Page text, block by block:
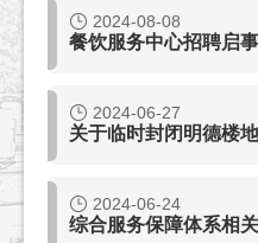
2024-08-08
餐饮服务中心招聘启事
2024-06-27
关于临时封闭明德楼
2024-06-24
综合服务保障体系相